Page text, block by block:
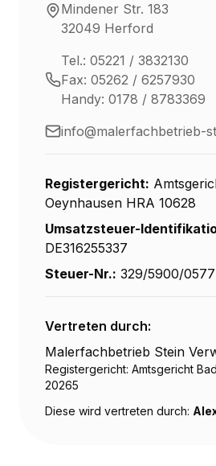
Mindener Str. 183
32049 Herford
Tel.: 05221 / 3832130
Fax: 05262 / 6257930
Handy: 0178 / 8783369
info@malerfachbetrieb-
Registergericht:
Oeynhausen HRA 10628
Umsatzsteuer-
DE316255337
Steuer-Nr.: 329/5900/0577
Vertreten durch:
Malerfachbetrieb Stein
Registergericht: Amtsgericht
20265
Diese wird vertreten durch: